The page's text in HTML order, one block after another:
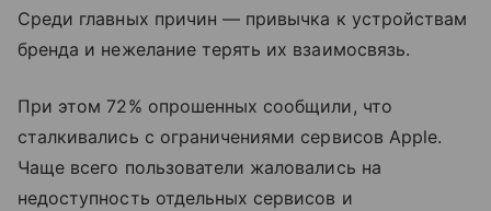
Среди главных причин — привычка к устройствам
бренда и нежелание терять их взаимосвязь.
При этом 72% опрошенных сообщили, что
сталкивались с ограничениями сервисов Apple.
Чаще всего пользователи жаловались на
недоступность отдельных сервисов и